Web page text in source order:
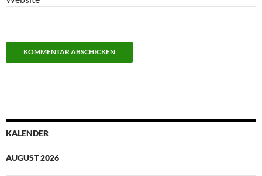
KALENDER
AUGUST 2026